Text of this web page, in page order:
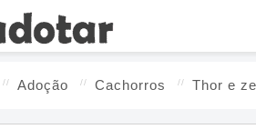
Adoção Cachorros Thor e